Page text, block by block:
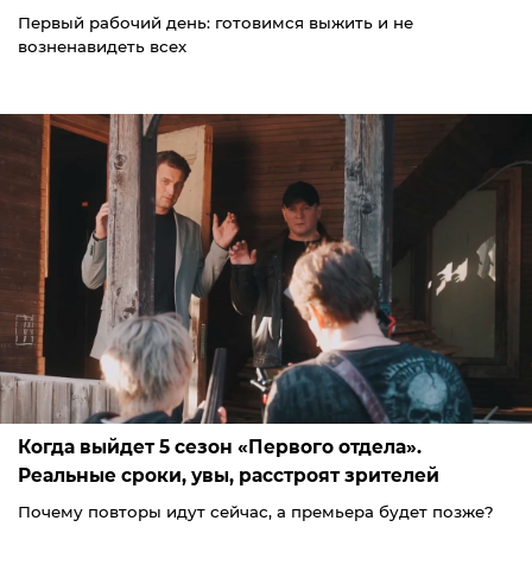
Первый рабочий день: готовимся выжить и не
возненавидеть всех
Когда выйдет 5 сезон «Первого отдела».
Реальные сроки, увы, расстроят зрителей
Почему повторы идут сейчас, а премьера будет позже?